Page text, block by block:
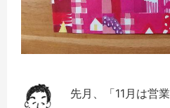
先月、「11月は営